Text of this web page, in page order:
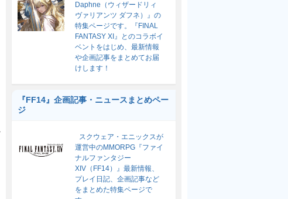
Daphne（ウィザードリィ
ヴァリアンツ ダフネ）』の
特集ページです。『FINAL
FANTASY XI』とのコラボイ
ベントをはじめ、最新情報
や企画記事をまとめてお届
けします！
『FF14』企画記事・ニュースまとめペー
ジ
スクウェア・エニックスが
運営中のMMORPG『ファイ
ナルファンタジー
XIV（FF14）』最新情報、
プレイ日記、企画記事など
をまとめた特集ページで